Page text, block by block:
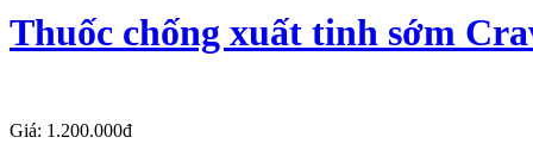
Thuốc chống xuất tinh sớm
Giá: 1.200.000đ